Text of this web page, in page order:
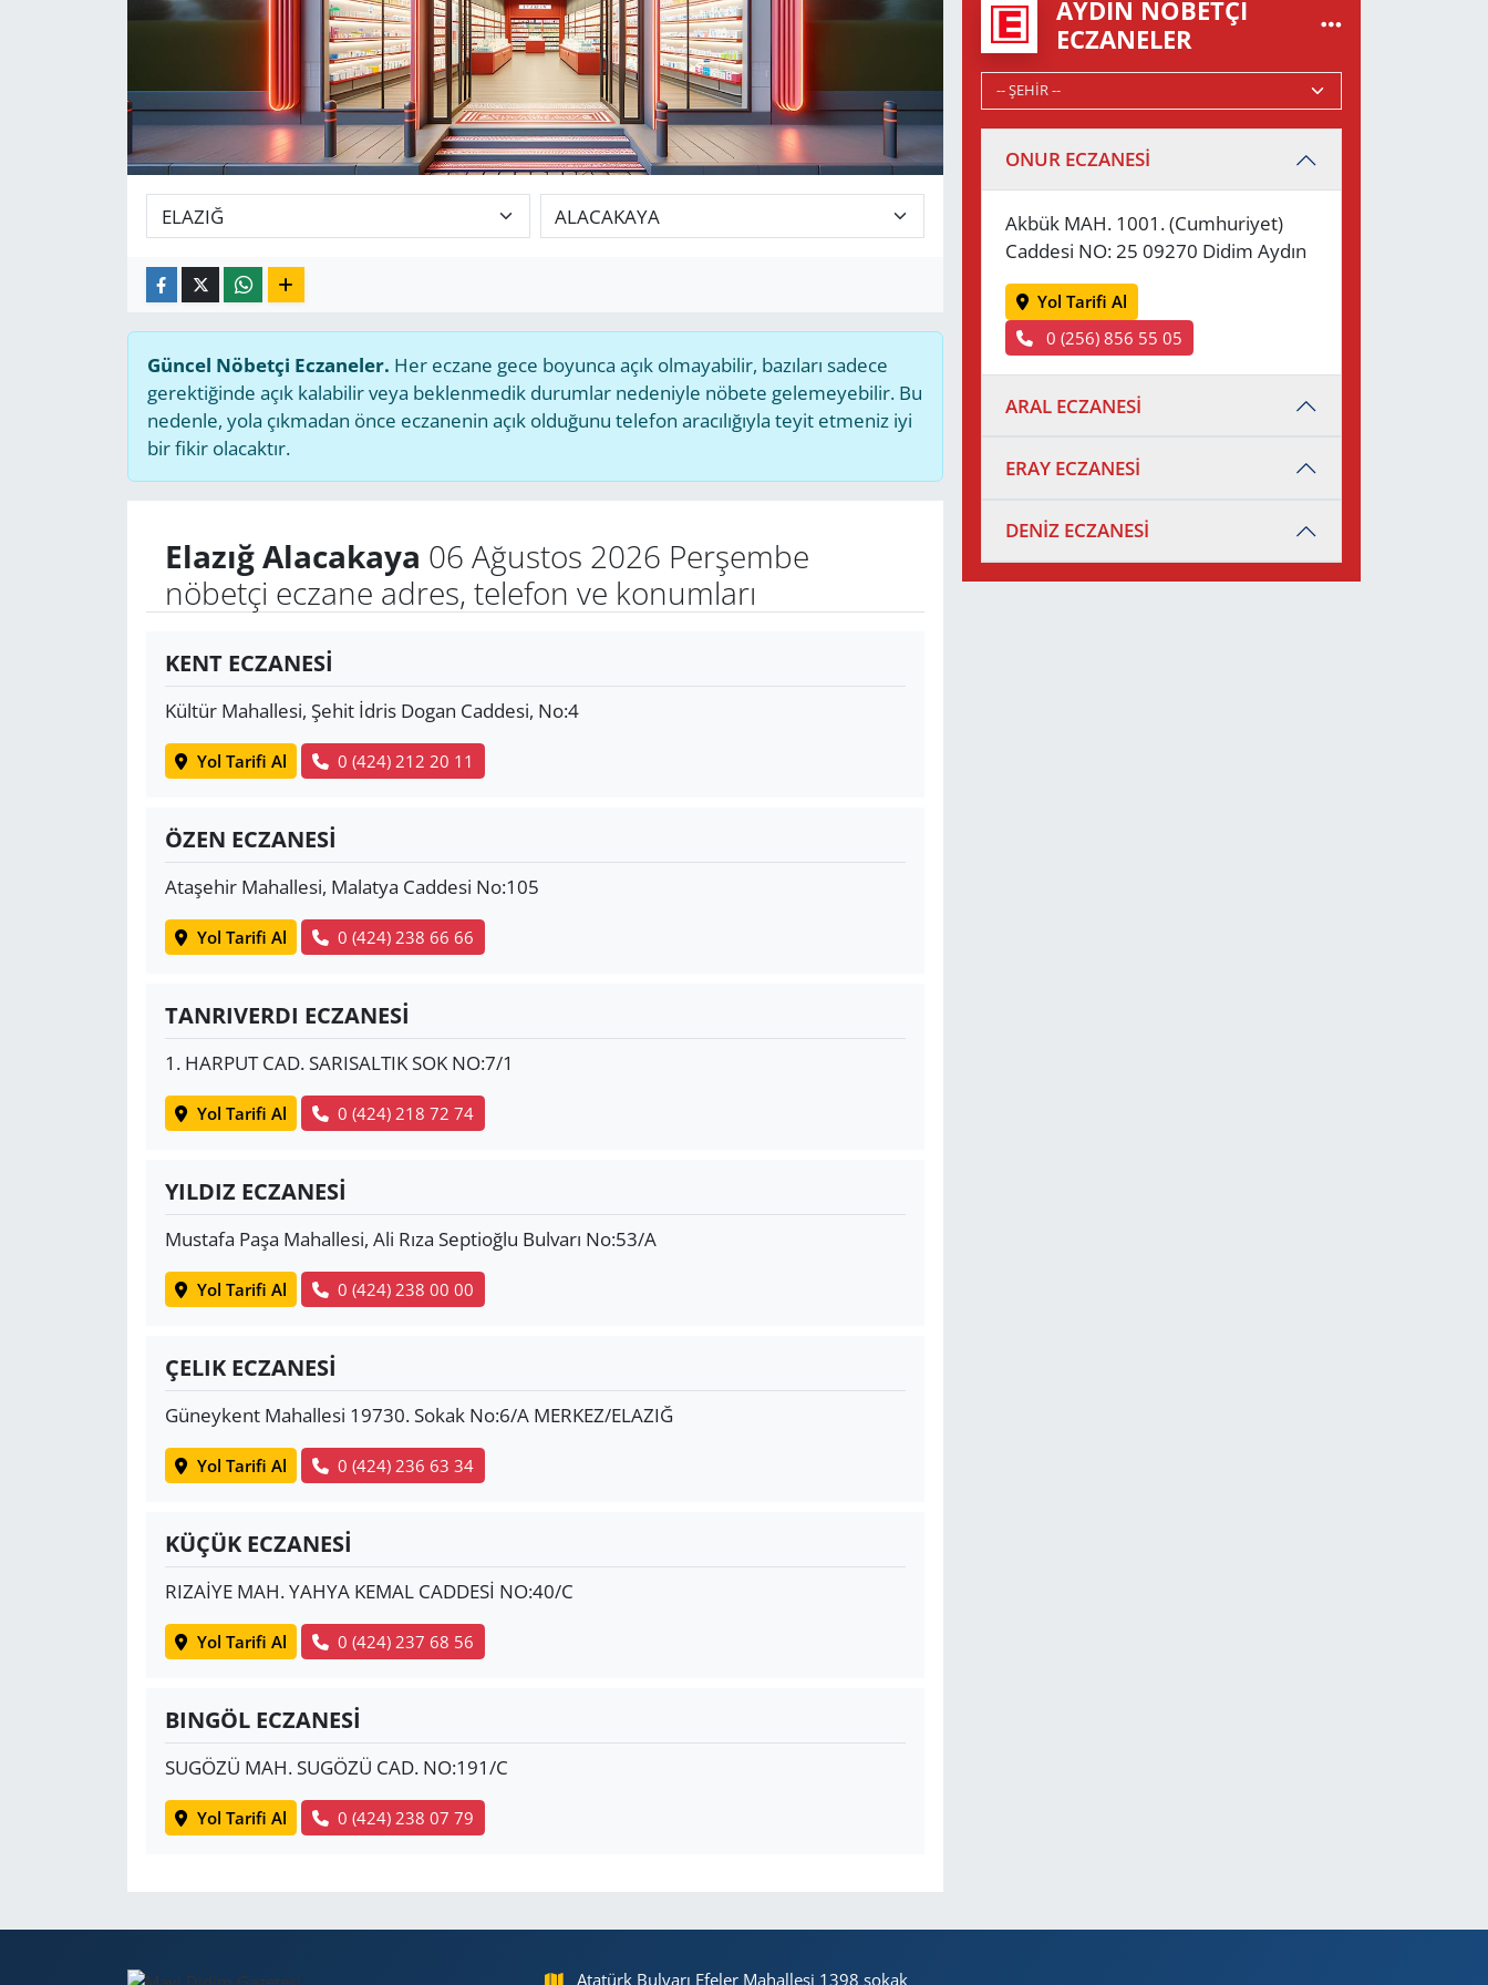
Güncel Nöbetçi Eczaneler. Her eczane gece boyunca açık olmayabilir, bazıları sadece
gerektiğinde açık kalabilir veya beklenmedik durumlar nedeniyle nöbete gelemeyebilir. Bu
nedenle, yola çıkmadan önce eczanenin açık olduğunu telefon aracılığıyla teyit etmeniz iyi
bir fikir olacaktır.
Elazığ Alacakaya 06 Ağustos 2026 Perşembe
nöbetçi eczane adres, telefon ve konumları
KENT ECZANESİ
Kültür Mahallesi, Şehit İdris Dogan Caddesi, No:4
Yol Tarifi Al 0 (424) 212 20 11
ÖZEN ECZANESİ
Ataşehir Mahallesi, Malatya Caddesi No:105
Yol Tarifi Al 0 (424) 238 66 66
TANRIVERDI ECZANESİ
1. HARPUT CAD. SARISALTIK SOK NO:7/1
Yol Tarifi Al 0 (424) 218 72 74
YILDIZ ECZANESİ
Mustafa Paşa Mahallesi, Ali Rıza Septioğlu Bulvarı No:53/A
Yol Tarifi Al 0 (424) 238 00 00
ÇELIK ECZANESİ
Güneykent Mahallesi 19730. Sokak No:6/A MERKEZ/ELAZIĞ
Yol Tarifi Al 0 (424) 236 63 34
KÜÇÜK ECZANESİ
RIZAİYE MAH. YAHYA KEMAL CADDESİ NO:40/C
Yol Tarifi Al 0 (424) 237 68 56
BINGÖL ECZANESİ
SUGÖZÜ MAH. SUGÖZÜ CAD. NO:191/C
Yol Tarifi Al 0 (424) 238 07 79
AYDIN NÖBETÇI
ECZANELER
ONUR ECZANESİ
Akbük MAH. 1001. (Cumhuriyet)
Caddesi NO: 25 09270 Didim Aydın
Yol Tarifi Al
0 (256) 856 55 05
ARAL ECZANESİ
ERAY ECZANESİ
DENİZ ECZANESİ
Atatürk Bulvarı Efeler Mahallesi 1398 sokak
HABERDE İNSAN
KÜLTÜR SANAT
POLİTİKA